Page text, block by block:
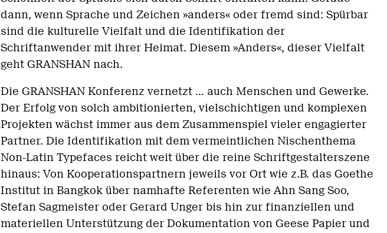
dann, wenn Sprache und Zeichen »anders« oder fremd sind: Spürbar
sind die kulturelle Vielfalt und die Identifikation der
Schriftanwender mit ihrer Heimat. Diesem »Anders«, dieser Vielfalt
geht GRANSHAN nach.
Die GRANSHAN Konferenz vernetzt ... auch Menschen und Gewerke.
Der Erfolg von solch ambitionierten, vielschichtigen und komplexen
Projekten wächst immer aus dem Zusammenspiel vieler engagierter
Partner. Die Identifikation mit dem vermeintlichen Nischenthema
Non-Latin Typefaces reicht weit über die reine Schriftgestalterszene
hinaus: Von Kooperationspartnern jeweils vor Ort wie z.B. das Goethe
Institut in Bangkok über namhafte Referenten wie Ahn Sang Soo,
Stefan Sagmeister oder Gerard Unger bis hin zur finanziellen und
materiellen Unterstützung der Dokumentation von Geese Papier und